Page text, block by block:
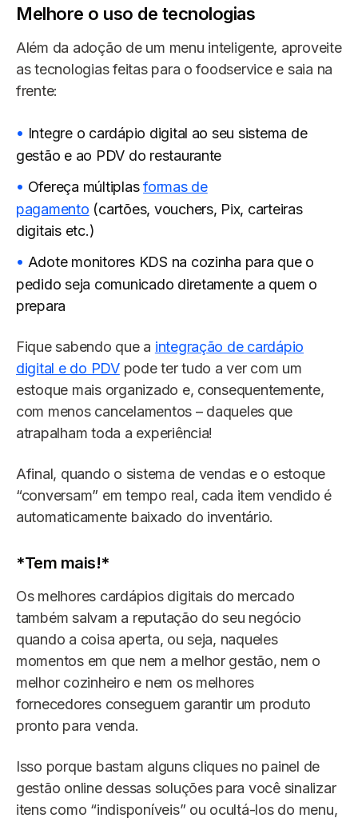
Melhore o uso de tecnologias
Além da adoção de um menu inteligente, aproveite
as tecnologias feitas para o foodservice e saia na
frente:
Integre o cardápio digital ao seu sistema de
gestão e ao PDV do restaurante
Ofereça múltiplasformas de
pagamento (cartões, vouchers, Pix, carteiras
digitais etc.)
Adote monitores KDS na cozinha para que o
pedido seja comunicado diretamente a quem o
prepara
Fique sabendo que a integração de cardápio
digital e do PDVpode ter tudo a ver com um
estoque mais organizado e, consequentemente,
com menos cancelamentos – daqueles que
atrapalham toda a experiência!
Afinal, quando o sistema de vendas e o estoque
“conversam” em tempo real, cada item vendido é
automaticamente baixado do inventário.
*Tem mais!*
Os melhores cardápios digitais do mercado
também salvam a reputação do seu negócio
quando a coisa aperta, ou seja, naqueles
momentos em que nem a melhor gestão, nem o
melhor cozinheiro e nem os melhores
fornecedores conseguem garantir um produto
pronto para venda.
Isso porque bastam alguns cliques no painel de
gestão online dessas soluções para você sinalizar
itens como “indisponíveis” ou ocultá-los do menu,